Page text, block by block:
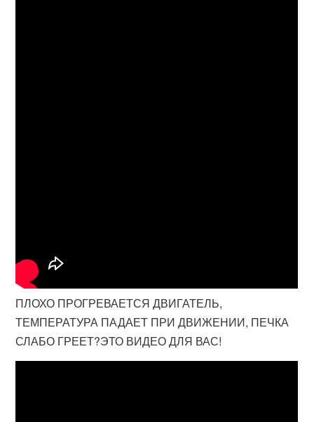
ПЛОХО ПРОГРЕВАЕТСЯ ДВИГАТЕЛЬ,
ТЕМПЕРАТУРА ПАДАЕТ ПРИ ДВИЖЕНИИ, ПЕЧКА
СЛАБО ГРЕЕТ?ЭТО ВИДЕО ДЛЯ ВАС!